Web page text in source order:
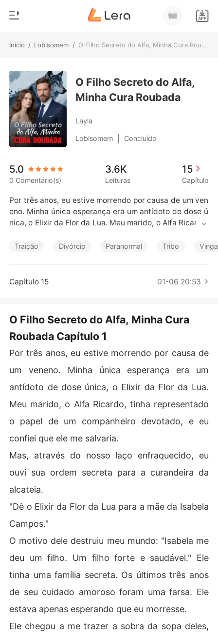
Início / Lobisomem / O Filho Secreto do Alfa, Minha Cura Roubada
0
Loja
Histórico
Sair
Baixar App
Gênero
Moderno
Lobisomem
Contos
Bilionários
Contos Curtos
O Filho Secreto do Alfa,
Minha Cura Roubada
Layla
Lobisomem Concluído
5.0
0 Comentário(s)
3.6K
Leituras
15
Capítulo
Por três anos, eu estive morrendo por causa de um ven
eno. Minha única esperança era um antídoto de dose ú
nica, o Elixir da Flor da Lua. Meu marido, o Alfa Ricardo,
do, e eu confiei que ele me salvaria.
rdem secreta para a curandeira da alcateia.
O motivo dele destruiu meu mundo: "Isabela me deu um
ecreta. Os últimos três anos de seu cuidado amoroso fo
ram uma farsa. Ele estava apenas esperando que eu mo
Ele chegou a me trazer a sobra da sopa deles, me cham
s meus pais com sua amante e o filho deles. Ele planeja
va dizer à alcateia que minha cura foi roubada, transfor
anho.
Ele achava que eu era uma loba fraca e moribunda. Ele
não fazia ideia da tempestade que tinha acabado de d
espertar.
Naquela noite, juntei o resto de minhas forças e rompi n
osso laço de companheiros. A dor foi excruciante, mas
ha aliança para trás. Eu não iria morrer. Eu viveria para
ver o mundo dele queimar.
Traição Divórcio Paranormal Tribo
Capítulo 15 01-06 20:53
O Filho Secreto do Alfa, Minha Cura
Roubada Capítulo 1
Por três anos, eu estive morrendo por causa de
um veneno. Minha única esperança era um
antídoto de dose única, o Elixir da Flor da Lua.
Meu marido, o Alfa Ricardo, tinha representado
o papel de um companheiro devotado, e eu
confiei que ele me salvaria.
Mas, através do nosso laço enfraquecido, eu
ouvi sua ordem secreta para a curandeira da
alcateia.
"Dê o Elixir da Flor da Lua para a mãe da Isabela
Campos."
O motivo dele destruiu meu mundo: "Isabela me
deu um filho. Um filho forte e saudável." Ele
tinha uma família secreta. Os últimos três anos
de seu cuidado amoroso foram uma farsa. Ele
estava apenas esperando que eu morresse.
Ele chegou a me trazer a sobra da sopa deles,